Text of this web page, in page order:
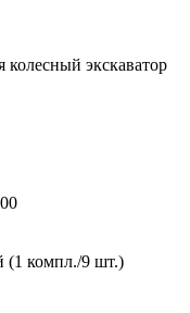
экскаватор
(1 компл./9 шт.)